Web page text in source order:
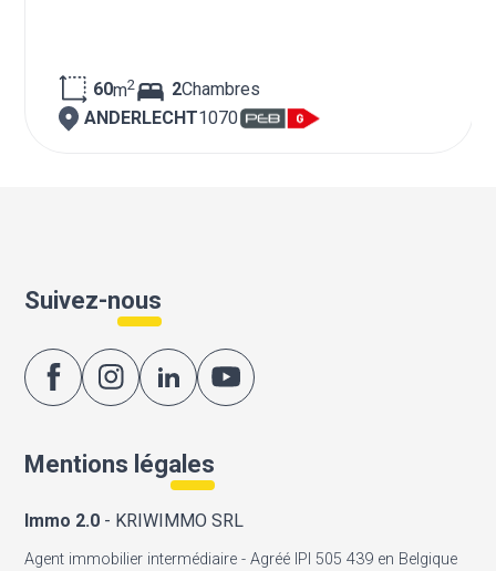
60m2 2Chambres
ANDERLECHT1070
Suivez-nous
Mentions légales
Immo 2.0 - KRIWIMMO SRL
Agent immobilier intermédiaire - Agréé IPI 505 439 en Belgique